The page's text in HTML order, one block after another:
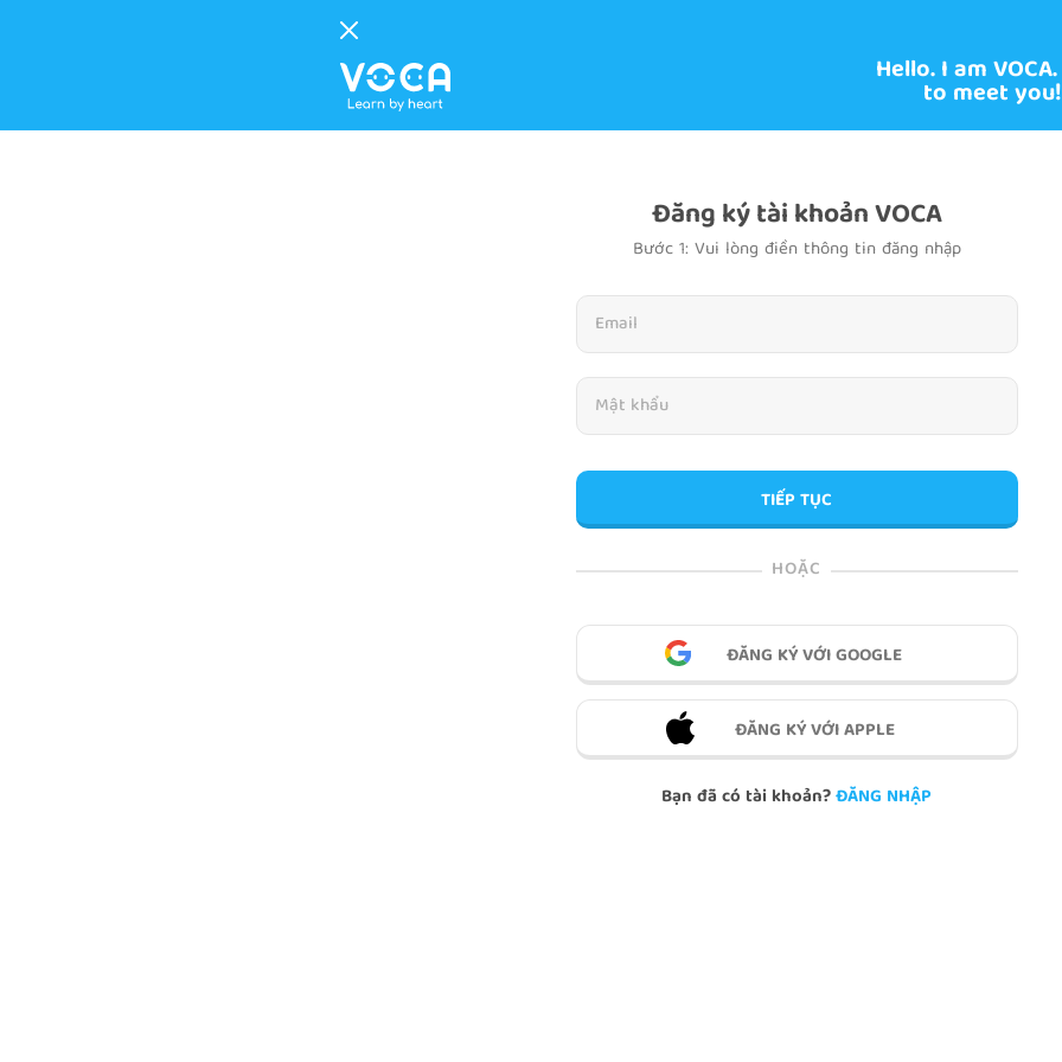
Hello. I am
to meet you!
Đăng ký tài khoản VOCA
Bước 1: Vui lòng điền thông tin đăng nhập
TIẾP TỤC
HOẶC
ĐĂNG KÝ VỚI GOOGLE
ĐĂNG KÝ VỚI APPLE
Bạn đã có tài khoản?ĐĂNG NHẬP